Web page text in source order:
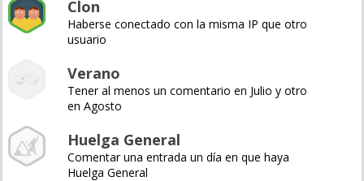
Clon
Haberse conectado con la misma IP que otro
usuario
Verano
Tener al menos un comentario en Julio y otro
en Agosto
Huelga General
Comentar una entrada un día en que haya
Huelga General